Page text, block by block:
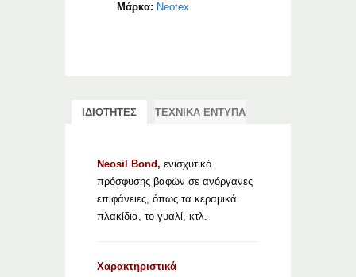
Μάρκα: Neotex
ΙΔΙΟΤΗΤΕΣ ΤΕΧΝΙΚΑ ΕΝΤΥΠΑ
Neosil Bond, ενισχυτικό
πρόσφυσης βαφών σε ανόργανες
επιφάνειες, όπως τα κεραμικά
πλακίδια, το γυαλί, κτλ.
Χαρακτηριστικά